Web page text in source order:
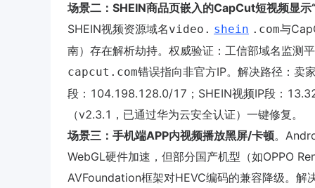
场景二：SHEIN商品页嵌入的CapCut短视频显示
SHEIN视频资源域名video. shein .com与
南）存在解析劫持。权威验证：工信部域名监测
capcut.com错误指向非官方IP。解决路径：卖
段：104.198.128.0/17；SHEIN视频IP段：
（v2.3.1，已通过华为云安全认证）一键修复。
场景三：手机端APP内视频播放黑屏/卡顿。
WebGL硬件加速，但部分国产机型（如OPPO
AVFoundation框架对HEVC编码的兼容降级。